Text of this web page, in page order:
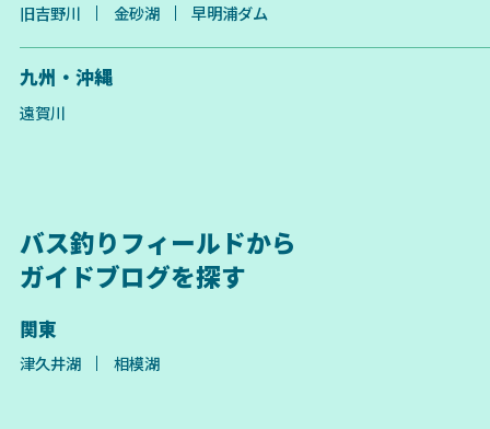
旧吉野川 金砂湖 早明浦ダム
九州・沖縄
遠賀川
バス釣りフィールドから
ガイドブログを探す
関東
津久井湖 相模湖